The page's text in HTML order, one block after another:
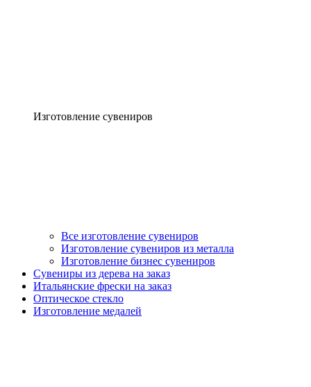
Изготовление сувениров
Все изготовление сувениров
Изготовление сувениров из металла
Изготовление бизнес сувениров
Сувениры из дерева на заказ
Итальянские фрески на заказ
Оптическое стекло
Изготовление медалей